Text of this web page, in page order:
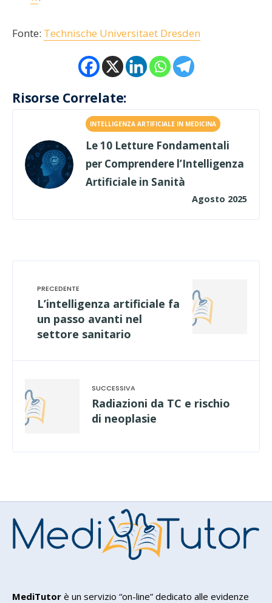
Fonte: Technische Universitaet Dresden
Risorse Correlate:
INTELLIGENZA ARTIFICIALE IN MEDICINA
Le 10 Letture Fondamentali
per Comprendere l’Intelligenza
Artificiale in Sanità
Agosto 2025
L’intelligenza artificiale fa
un passo avanti nel
settore sanitario
Radiazioni da TC e rischio
di neoplasie
MediTutor è un servizio “on-line” dedicato alle evidenze